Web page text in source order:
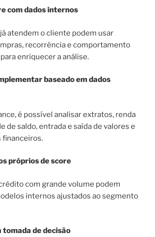
com dados internos
atendem o cliente podem usar
recorrência e comportamento
enriquecer a análise.
baseado em dados
é possível analisar extratos, renda
de saldo, entrada e saída de valores e
próprios de score
com grande volume podem
internos ajustados ao segmento
de decisão